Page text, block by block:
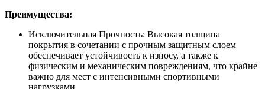
Преимущества:
Исключительная Прочность: Высокая толщина
покрытия в сочетании с прочным защитным слоем
обеспечивает устойчивость к износу, а также к
физическим и механическим повреждениям, что крайне
важно для мест с интенсивными спортивными
нагрузками.